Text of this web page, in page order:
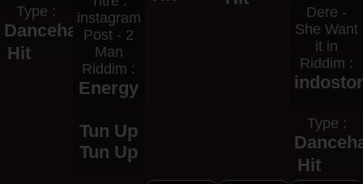
Type :
Dancehall
Hit
instagram
Post - 2
Man
Riddim :
Energy
Tun Up
Tun Up
Dere -
She Want
it in
Riddim :
Type :
Hit